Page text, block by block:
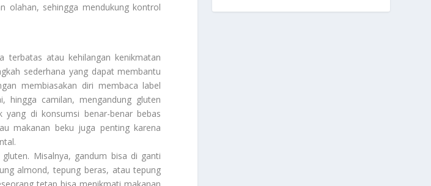
olahan, sehingga mendukung kontrol
terbatas atau kehilangan kenikmatan
sederhana yang dapat membantu
membiasakan diri membaca label
hingga camilan, mengandung gluten
di konsumsi benar-benar bebas
makanan beku juga penting karena
Misalnya, gandum bisa di ganti
almond, tepung beras, atau tepung